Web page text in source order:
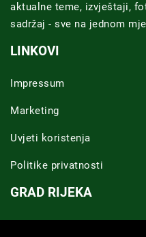
aktualne teme, izvještaji,
sadržaj - sve na jednom
LINKOVI
Impressum
Marketing
Uvjeti koristenja
Politike privatnosti
GRAD RIJEKA